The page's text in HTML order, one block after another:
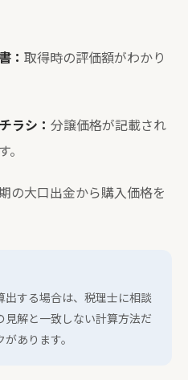
： 取得時の評価額がわかり
ラシ： 分譲価格が記載され
の大口出金から購入価格を
する場合は、税理士に相談
解と一致しない計算方法だ
あります。